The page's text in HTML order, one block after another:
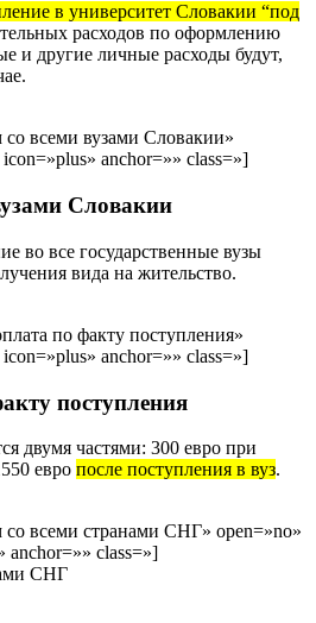
в университет Словакии “под
расходов по оформлению
и другие личные расходы будут,
со всеми вузами Словакии»
anchor=»» class=»]
Словакии
во все государственные вузы
вида на жительство.
по факту поступления»
anchor=»» class=»]
поступления
двумя частями: 300 евро при
евро после поступления в вуз.
со всеми странами СНГ» open=»no»
anchor=»» class=»]
СНГ